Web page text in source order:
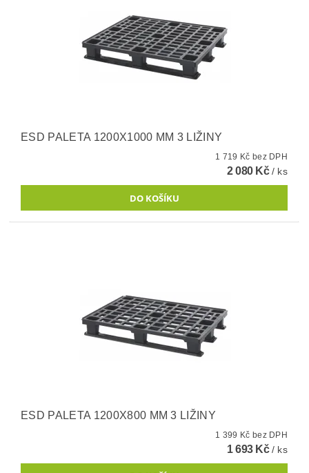
ESD PALETA 1200X1000 MM 3 LIŽINY
1 719 Kč bez DPH
2 080 Kč/ ks
ESD PALETA 1200X800 MM 3 LIŽINY
1 399 Kč bez DPH
1 693 Kč/ ks